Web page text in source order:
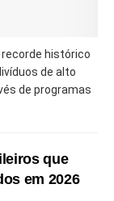
recorde histórico
de alto
de programas
que
em 2026